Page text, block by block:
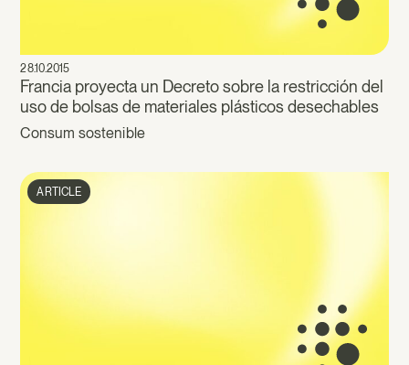
28.10.2015
Francia proyecta un Decreto sobre la restricción del
uso de bolsas de materiales plásticos desechables
Consum sostenible
ARTICLE